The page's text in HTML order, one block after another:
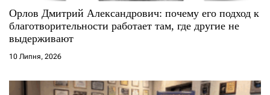
Орлов Дмитрий Александрович: почему его подход к
благотворительности работает там, где другие не
выдерживают
10 Липня, 2026